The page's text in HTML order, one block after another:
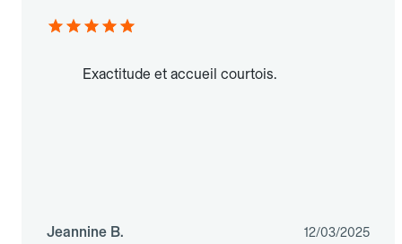
Exactitude et accueil courtois.
Jeannine B. 12/03/2025